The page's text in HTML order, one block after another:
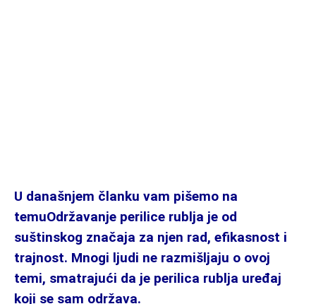
U današnjem članku vam pišemo na
temuOdržavanje perilice rublja je od
suštinskog značaja za njen rad, efikasnost i
trajnost. Mnogi ljudi ne razmišljaju o ovoj
temi, smatrajući da je perilica rublja uređaj
koji se sam održava.